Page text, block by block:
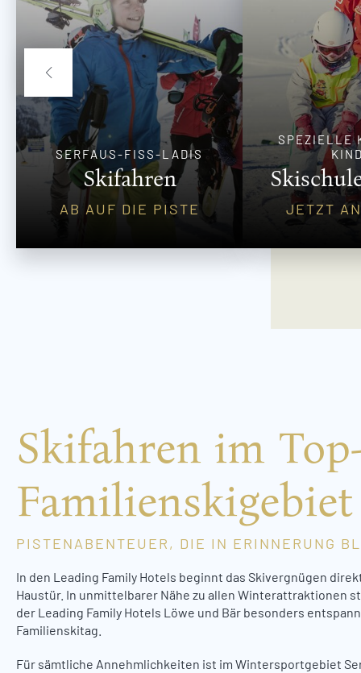
SERFAUS-FISS-LADIS
Skifahren
AB AUF DIE PISTE
SPEZIELLE
JETZT
Skifahren im
Familienskigebiet
PISTENABENTEUER, DIE IN ERINNERUNG
In den Leading Family Hotels beginnt das Skivergnügen
Haustür. In unmittelbarer Nähe zu allen Winterattraktionen
der Leading Family Hotels Löwe und Bär besonders
Familienskitag.
Für sämtliche Annehmlichkeiten ist im Wintersportgebiet